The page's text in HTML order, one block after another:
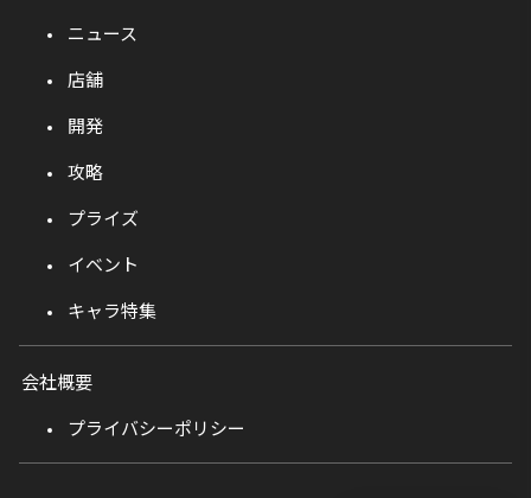
ニュース
店舗
開発
攻略
プライズ
イベント
キャラ特集
会社概要
プライバシーポリシー